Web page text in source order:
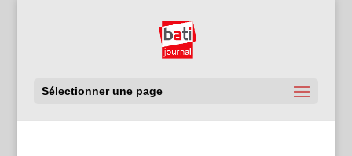
Sélectionner une page